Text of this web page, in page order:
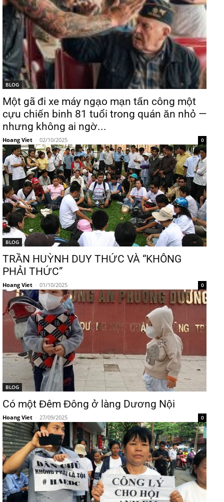
BLOG
Một gã đi xe máy ngạo mạn tấn công một
cựu chiến binh 81 tuổi trong quán ăn nhỏ —
nhưng không ai ngờ...
Hoang Viet - 02/10/2025 0
BLOG
TRẦN HUỲNH DUY THỨC VÀ “KHÔNG
PHẢI THỨC”
Hoang Viet - 01/10/2025 0
BLOG
Có một Đêm Đông ở làng Dương Nội
Hoang Viet - 27/09/2025 0